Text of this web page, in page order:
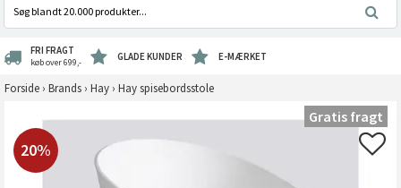
FRI FRAGT
køb over 699,- GLADE KUNDER E-MÆRKET
Forside › Brands › Hay › Hay spisebordsstole
20%
Gratis fragt